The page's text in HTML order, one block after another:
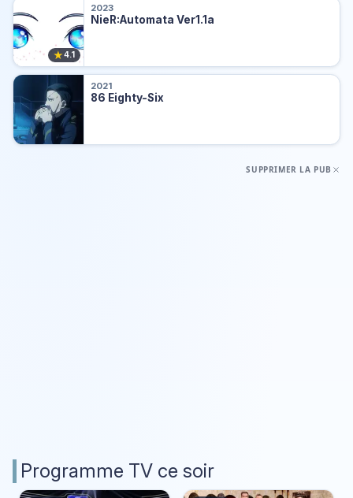
★4.1
2023
NieR:Automata Ver1.1a
2021
86 Eighty-Six
SUPPRIMER LA PUB
Programme TV ce soir